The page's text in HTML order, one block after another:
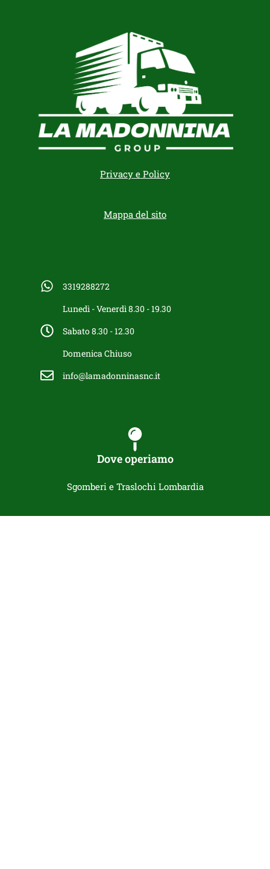
Privacy e Policy
Mappa del sito
3319288272
Lunedì - Venerdì 8.30 - 19.30
Sabato 8.30 - 12.30
Domenica Chiuso
info@lamadonninasnc.it
Dove operiamo
Sgomberi e Traslochi Lombardia